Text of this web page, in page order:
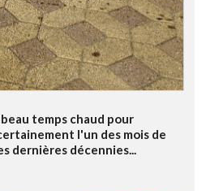
temps chaud pour
l'un des mois de
dernières décennies...